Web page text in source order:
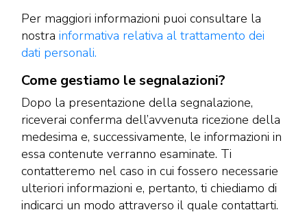
Per maggiori informazioni puoi consultare la
nostrainformativa relativa al trattamento dei
dati personali.
Come gestiamo le segnalazioni?
Dopo la presentazione della segnalazione,
riceverai conferma dell’avvenuta ricezione della
medesima e, successivamente, le informazioni in
essa contenute verranno esaminate. Ti
contatteremo nel caso in cui fossero necessarie
ulteriori informazioni e, pertanto, ti chiediamo di
indicarci un modo attraverso il quale contattarti.